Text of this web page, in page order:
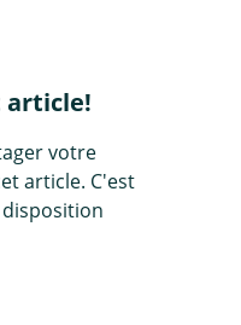
article!
votre
article. C'est